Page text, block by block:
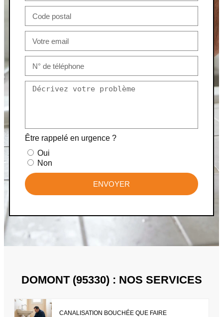
Être rappelé en urgence ?
Oui
Non
ENVOYER
DOMONT (95330) : NOS SERVICES
CANALISATION BOUCHÉE QUE FAIRE